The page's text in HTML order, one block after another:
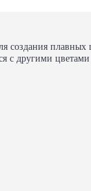
плавных
с другими